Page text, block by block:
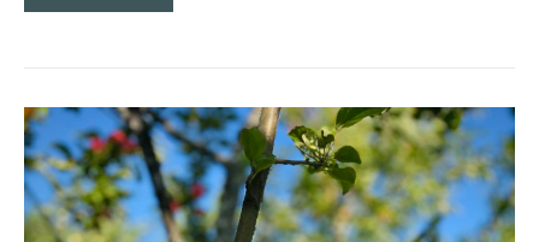
ÄPPELHÖSTEN